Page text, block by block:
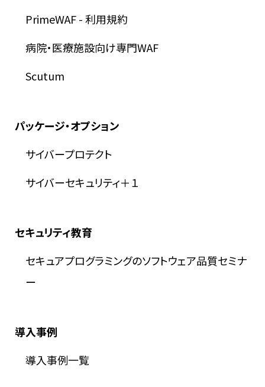
PrimeWAF-利用規約
病院・医療施設向け専門WAF
Scutum
パッケージ・オプション
サイバープロテクト
サイバーセキュリティ＋１
セキュリティ教育
セキュアプログラミングのソフトウェア品質セミナ
ー
導入事例
導入事例一覧